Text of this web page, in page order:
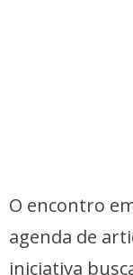
O encontro
agenda de
iniciativa